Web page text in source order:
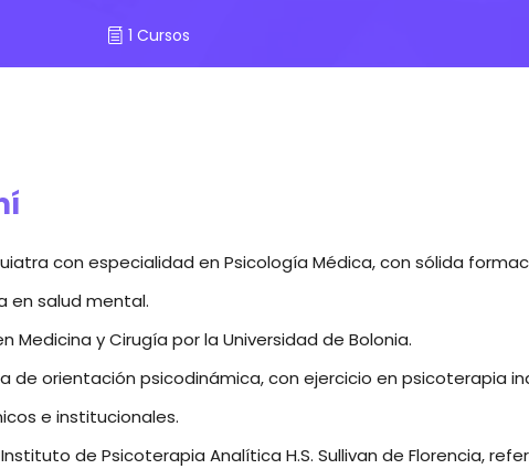
1 Cursos
con especialidad en Psicología Médica, con sólida
en salud mental.
Medicina y Cirugía por la Universidad de Bolonia.
de orientación psicodinámica, con ejercicio en psicoterapia
e institucionales.
de Psicoterapia Analítica H.S. Sullivan de Florencia,